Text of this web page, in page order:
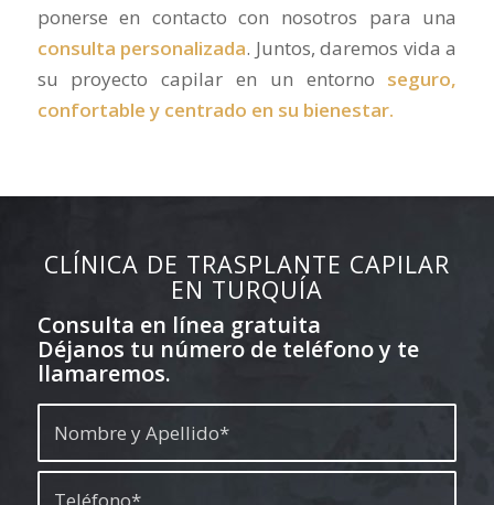
ponerse en contacto con nosotros para una
consulta personalizada. Juntos, daremos vida a
su proyecto capilar en un entorno seguro,
confortable y centrado en su bienestar.
CLÍNICA DE TRASPLANTE CAPILAR
EN TURQUÍA
Consulta en línea gratuita
Déjanos tu número de teléfono y te
llamaremos.